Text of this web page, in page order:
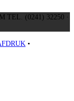
TEL. (0241) 32250 ·
•